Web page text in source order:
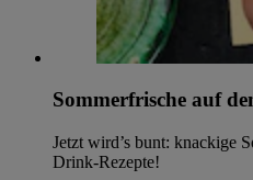
Sommerfrische auf
Jetzt wird’s bunt: knackige
Drink-Rezepte!